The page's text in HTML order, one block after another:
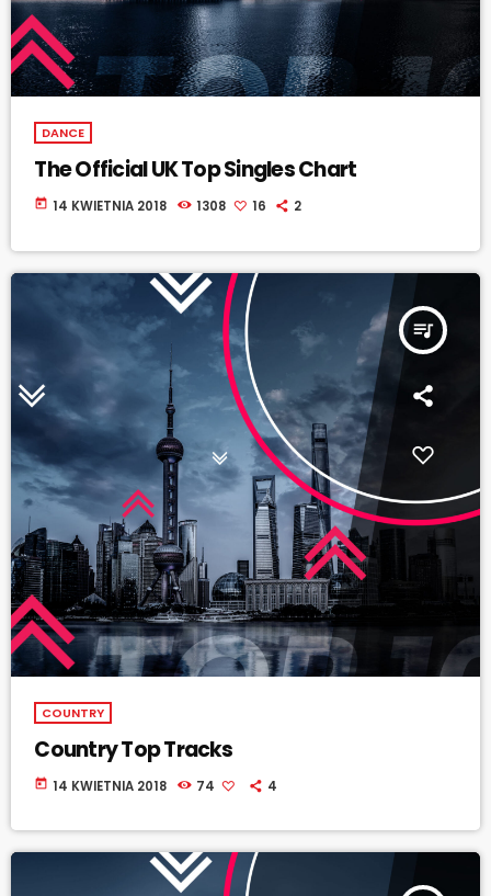
DANCE
The Official UK Top Singles Chart
today 14 KWIETNIA 2018 1308 16 2
queue_music
COUNTRY
Country Top Tracks
today 14 KWIETNIA 2018 74 4